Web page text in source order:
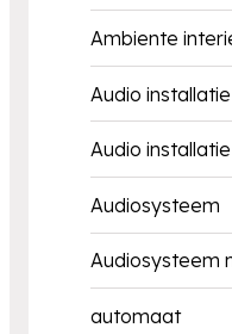
Ambiente
Audio installatie
Audio
Audiosysteem
Audiosysteem
automaat